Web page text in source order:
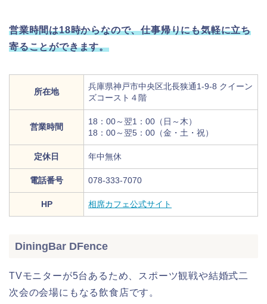
営業時間は18時からなので、仕事帰りにも気軽に立ち
寄ることができます。
所在地
兵庫県神戸市中央区北長狭通1‐9-8 クイーン
ズコースト４階
営業時間
18：00～翌1：00（日～木）
18：00～翌5：00（金・土・祝）
定休日 年中無休
電話番号 078-333-7070
HP 相席カフェ公式サイト
DiningBar DFence
TVモニターが5台あるため、スポーツ観戦や結婚式二
次会の会場にもなる飲食店です。